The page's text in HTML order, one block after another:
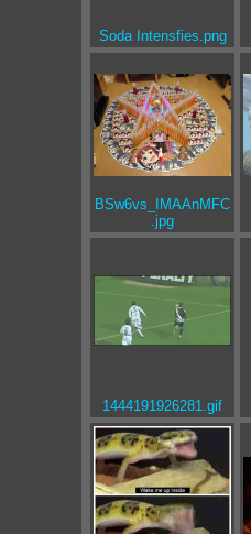
Soda Intensfies.png
BSw6vs_IMAAnMFC
.jpg
1444191926281.gif